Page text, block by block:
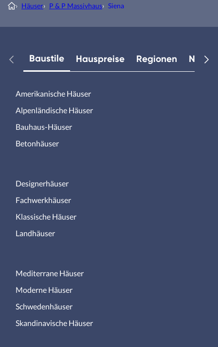
› Häuser› P & P Massivhaus› Siena
Baustile Hauspreise Regionen
Amerikanische Häuser
Alpenländische Häuser
Bauhaus-Häuser
Betonhäuser
Designerhäuser
Fachwerkhäuser
Klassische Häuser
Landhäuser
Mediterrane Häuser
Moderne Häuser
Schwedenhäuser
Skandinavische Häuser